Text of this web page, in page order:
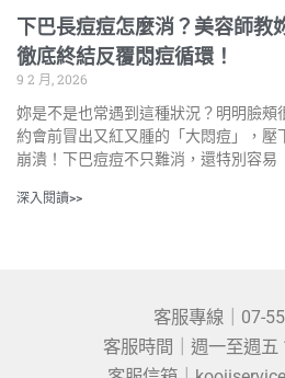
下巴長痘痘怎麼消？美容師教
徹底終結反覆悶痘循環！
9 2 月, 2026
妳是不是也常遇到這種狀況？明明臉頰
約會前冒出又紅又腫的「大悶痘」，壓
崩潰！下巴痘痘不只難消，還特別容易
深入閱讀>>
客服專線｜07-
客服時間｜週一至週五